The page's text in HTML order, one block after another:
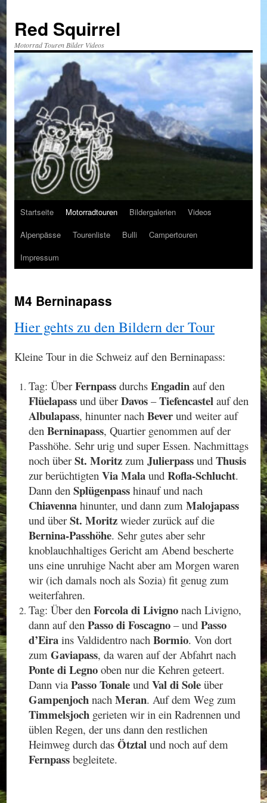
Red Squirrel
Motorrad Touren Bilder Videos
Zum
Inhalt
springen
Startseite Motorradtouren Bildergalerien
Videos
Alpenpässe
Tourenliste Bulli
Campertouren
Impressum
M4 Berninapass
Hier gehts zu den Bildern der Tour
Kleine Tour in die Schweiz auf den Berninapass:
Tag: Über Fernpass durchs Engadin auf den
Flüelapass und über Davos –Tiefencastel auf den
Albulapass, hinunter nach Bever und weiter auf
den Berninapass, Quartier genommen auf der
Passhöhe. Sehr urig und super Essen. Nachmittags
noch über St. Moritz zum Julierpass und Thusis
zur berüchtigten Via Mala und Rofla-Schlucht.
Dann den Splügenpass hinauf und nach
Chiavenna hinunter, und dann zum Malojapass
und über St. Moritz wieder zurück auf die
Bernina-Passhöhe. Sehr gutes aber sehr
knoblauchhaltiges Gericht am Abend bescherte
uns eine unruhige Nacht aber am Morgen waren
wir (ich damals noch als Sozia) fit genug zum
weiterfahren.
Tag: Über den Forcola di Livigno nach Livigno,
dann auf den Passo di Foscagno – und Passo
d’Eira ins Valdidentro nach Bormio. Von dort
zum Gaviapass, da waren auf der Abfahrt nach
Ponte di Legno oben nur die Kehren geteert.
Dann via Passo Tonale und Val di Sole über
Gampenjoch nach Meran. Auf dem Weg zum
Timmelsjoch gerieten wir in ein Radrennen und
üblen Regen, der uns dann den restlichen
Heimweg durch das Ötztal und noch auf dem
Fernpass begleitete.